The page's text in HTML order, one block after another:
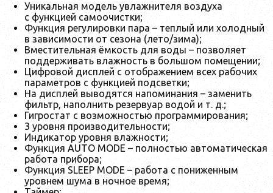
Уникальная модель увлажнителя воздуха
с функцией самоочистки;
Функция регулировки пара – теплый или холодный
в зависимости от сезона (лето/зима);
Вместительная ёмкость для воды – позволяет
поддерживать влажность в большом помещении;
Цифровой дисплей с отображением всех рабочих
параметров с функцией подсветки;
На дисплей выводятся напоминания – заменить
фильтр, наполнить резервуар водой и т. д.;
Гигростат с возможностью программирования;
3 уровня производительности;
Индикатор уровня влажности;
Функция AUTO MODE – полностью автоматическая
работа прибора;
Функция SLEEP MODE – работа с пониженным
уровнем шума в ночное время;